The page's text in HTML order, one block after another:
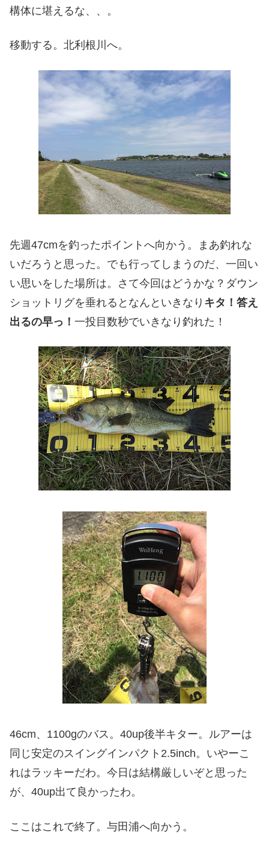
構体に堪えるな、、。
移動する。北利根川へ。
先週47cmを釣ったポイントへ向かう。まあ釣れな
いだろうと思った。でも行ってしまうのだ、一回い
い思いをした場所は。さて今回はどうかな？ダウン
ショットリグを垂れるとなんといきなり キタ！答え
出るの早っ！ 一投目数秒でいきなり釣れた！
46cm、1100gのバス。40up後半キター。ルアーは
同じ安定のスイングインパクト2.5inch。いやーこ
れはラッキーだわ。今日は結構厳しいぞと思った
が、40up出て良かったわ。
ここはこれで終了。与田浦へ向かう。